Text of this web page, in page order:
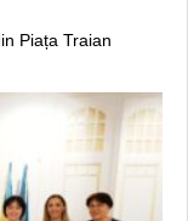
Piața Traian